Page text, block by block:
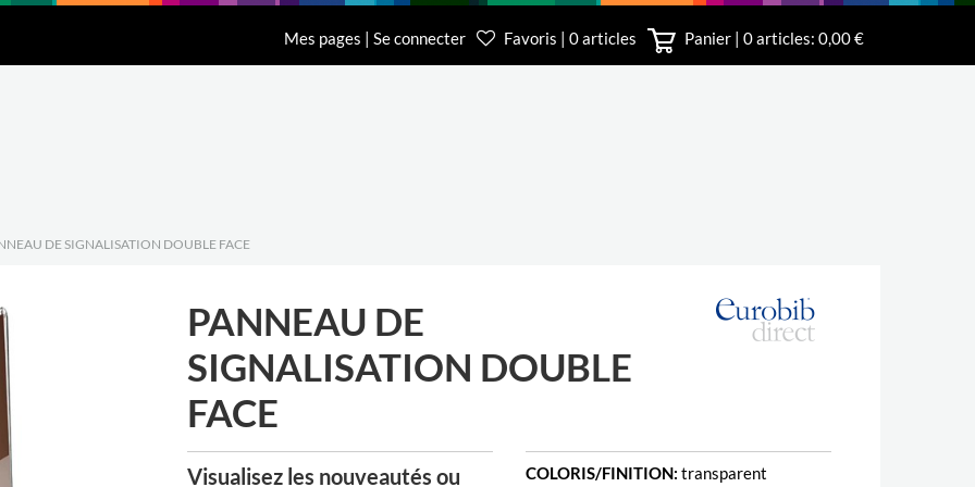
Mes pages | Se connecter Favoris | 0 articles Panier | 0articles: 0,00 €
01 64 68 06 06
Accueil Eurobib Direct
01 86 65 59 70
DE SIGNALISATION DOUBLE FACE
PANNEAU DE
SIGNALISATION DOUBLE
FACE
Visualisez les nouveautés ou
COLORIS/FINITION: transparent